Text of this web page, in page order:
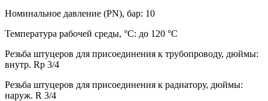
Номинальное давление (PN), бар: 10
Температура рабочей среды, °С: до 120 °С
Резьба штуцеров для присоединения к трубопроводу, дюймы:
внутр. Rp 3/4
Резьба штуцеров для присоединения к радиатору, дюймы:
наруж. R 3/4